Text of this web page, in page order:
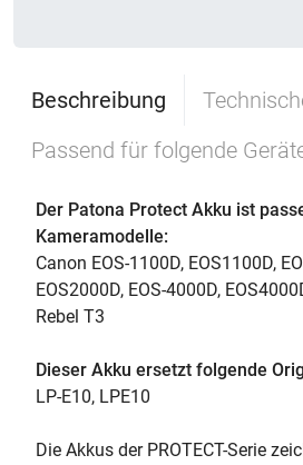
Beschreibung
Passend für folgende
Der Patona Protect Akku ist
Kameramodelle:
Canon EOS-1100D, EOS1100D,
EOS2000D, EOS-4000D,
Rebel T3
Dieser Akku ersetzt folgende
LP-E10, LPE10
Die Akkus der PROTECT-Serie